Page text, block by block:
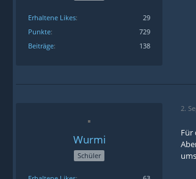
Erhaltene Likes
29
Punkte
729
Beiträge
138
Wurmi
Schüler
2.
Für